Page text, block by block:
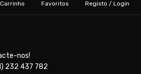
Carrinho Favoritos Registo / Login
nos!
232 437 782